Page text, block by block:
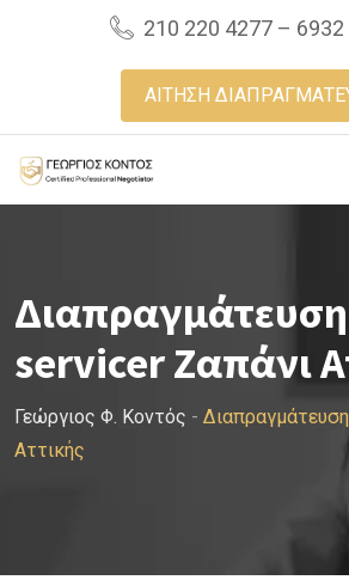
210 220 4277 – 6932
ΑΙΤΗΣΗ
servicer Ζαπάνι
Γεώργιος Φ. Κοντός -
Αττικής